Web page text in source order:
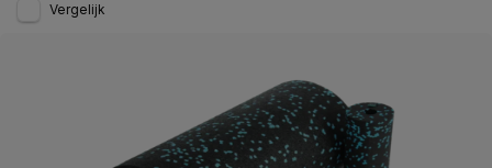
Vergelijk